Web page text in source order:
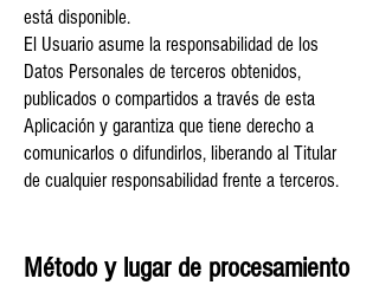
está disponible.
El Usuario asume la responsabilidad de los
Datos Personales de terceros obtenidos,
publicados o compartidos a través de esta
Aplicación y garantiza que tiene derecho a
comunicarlos o difundirlos, liberando al Titular
de cualquier responsabilidad frente a terceros.
Método y lugar de procesamiento